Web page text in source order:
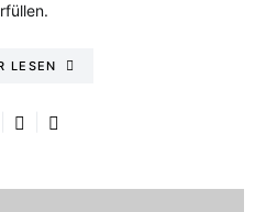
LESEN